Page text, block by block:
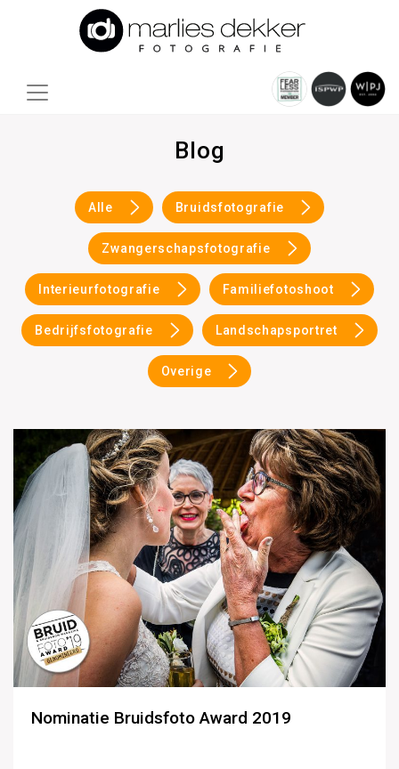
Blog
Alle Bruidsfotografie
Zwangerschapsfotografie
Interieurfotografie Familiefotoshoot
Bedrijfsfotografie Landschapsportret
Overige
Nominatie Bruidsfoto Award 2019